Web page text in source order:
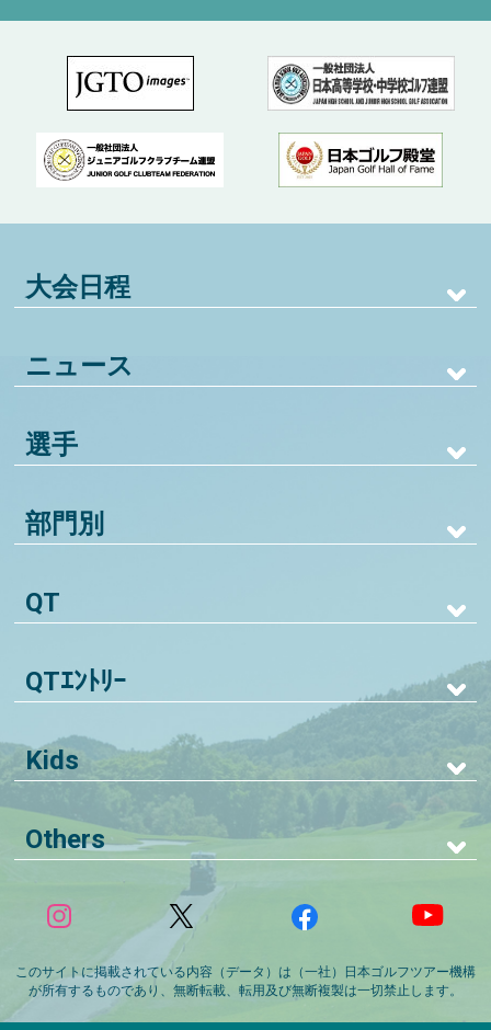
大会日程
ニュース
選手
部門別
QT
QTｴﾝﾄﾘｰ
Kids
Others
このサイトに掲載されている内容（データ）は（一社）日本ゴルフツアー機構
が所有するものであり、無断転載、転用及び無断複製は一切禁止します。